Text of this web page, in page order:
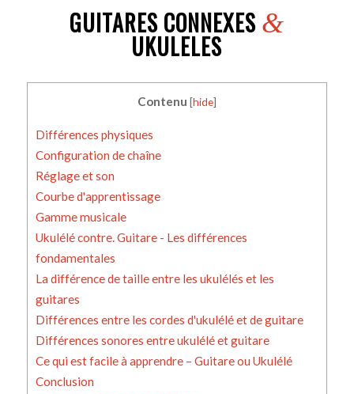
GUITARES CONNEXES &
UKULELES
Contenu [hide]
Différences physiques
Configuration de chaîne
Réglage et son
Courbe d'apprentissage
Gamme musicale
Ukulélé contre. Guitare - Les différences
fondamentales
La différence de taille entre les ukulélés et les
guitares
Différences entre les cordes d'ukulélé et de guitare
Différences sonores entre ukulélé et guitare
Ce qui est facile à apprendre – Guitare ou Ukulélé
Conclusion